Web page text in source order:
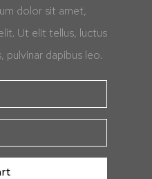
dolor sit amet,
Ut elit tellus, luctus
pulvinar dapibus leo.